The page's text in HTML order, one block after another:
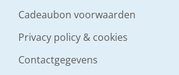
Cadeaubon voorwaarden
Privacy policy & cookies
Contactgegevens